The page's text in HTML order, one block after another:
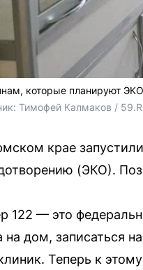
которые планируют
Тимофей Калмаков /
крае
(ЭКО).
122 — это
на дом, записаться
Теперь к